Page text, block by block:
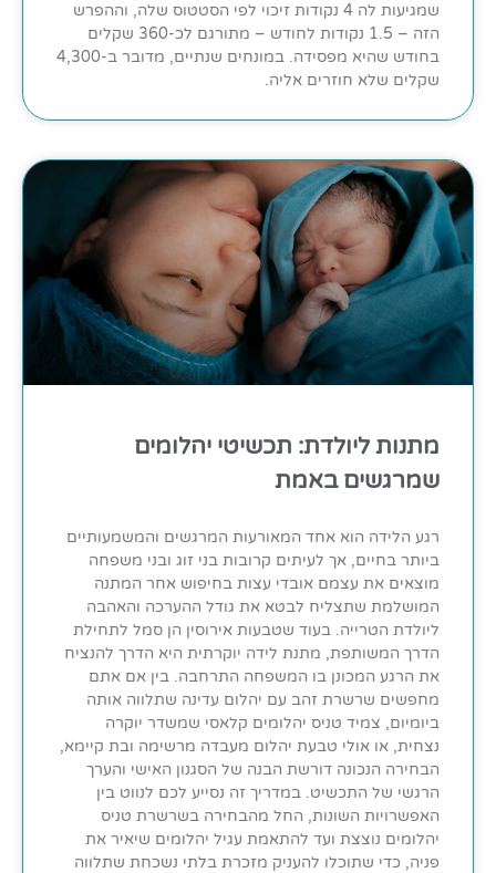
שמגיעות לה 4 נקודות זיכוי לפי הסטטוס שלה, וההפרש
הזה – 1.5 נקודות לחודש – מתורגם לכ-360 שקלים
בחודש שהיא מפסידה. במונחים שנתיים, מדובר ב-4,300
שקלים שלא חוזרים אליה.
מתנות ליולדת: תכשיטי יהלומים
שמרגשים באמת
רגע הלידה הוא אחד המאורעות המרגשים והמשמעותיים
ביותר בחיים, אך לעיתים קרובות בני זוג ובני משפחה
מוצאים את עצמם אובדי עצות בחיפוש אחר המתנה
המושלמת שתצליח לבטא את גודל ההערכה והאהבה
ליולדת הטרייה. בעוד שטבעות אירוסין הן סמל לתחילת
הדרך המשותפת, מתנת לידה יוקרתית היא הדרך להנציח
את הרגע המכונן בו המשפחה התרחבה. בין אם אתם
מחפשים שרשרת זהב עם יהלום עדינה שתלווה אותה
ביומיום, צמיד טניס יהלומים קלאסי שמשדר יוקרה
נצחית, או אולי טבעת יהלום מעבדה מרשימה ובת קיימא,
הבחירה הנכונה דורשת הבנה של הסגנון האישי והערך
הרגשי של התכשיט. במדריך זה נסייע לכם לנווט בין
האפשרויות השונות, החל מהבחירה בשרשרת טניס
יהלומים נוצצת ועד להתאמת עגיל יהלומים שיאיר את
פניה, כדי שתוכלו להעניק מזכרת בלתי נשכחת שתלווה